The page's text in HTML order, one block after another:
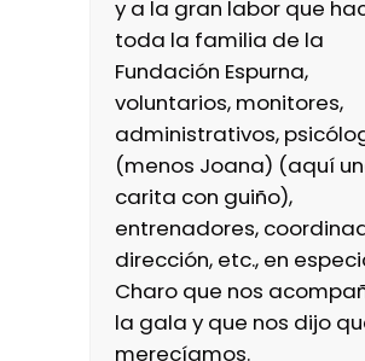
y a la gran labor que
toda la familia de la
Fundación Espurna,
voluntarios, monitores,
administrativos,
(menos Joana) (aquí
carita con guiño),
entrenadores,
dirección, etc., en
Charo que nos
la gala y que nos dijo
merecíamos.